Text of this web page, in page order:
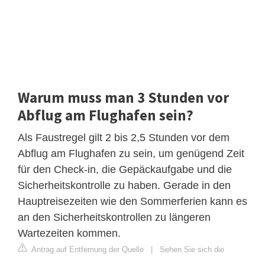
Warum muss man 3 Stunden vor
Abflug am Flughafen sein?
Als Faustregel gilt 2 bis 2,5 Stunden vor dem
Abflug am Flughafen zu sein, um genügend Zeit
für den Check-in, die Gepäckaufgabe und die
Sicherheitskontrolle zu haben. Gerade in den
Hauptreisezeiten wie den Sommerferien kann es
an den Sicherheitskontrollen zu längeren
Wartezeiten kommen.
Antrag auf Entfernung der Quelle | Sehen Sie sich die